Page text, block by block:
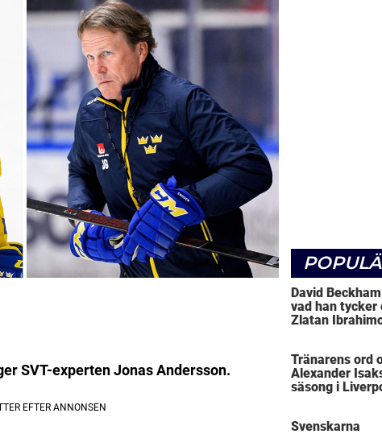
SVT-experten Jonas Andersson.
David
vad han tycker
Zlatan
Tränarens ord
Alexander
säsong i
Svenskarna